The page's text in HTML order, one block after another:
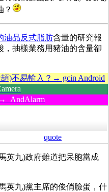
？
油品反式脂肪含量的研究報
，抽樣業務用豬油的含量卻
)不易輸入？→ gcin Android
AndAlarm
quote
英九)政府難道把呆胞當成
英九)黨主席的俊俏臉蛋，什